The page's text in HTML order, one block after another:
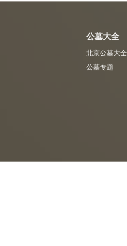
公墓大全
北京公墓大全
公墓专题